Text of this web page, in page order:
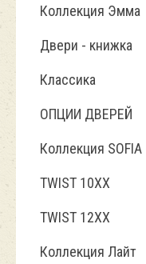
Коллекция Эмма
Двери - книжка
Классика
ОПЦИИ ДВЕРЕЙ
Коллекция SOFIA
TWIST 10ХХ
TWIST 12XX
Коллекция Лайт